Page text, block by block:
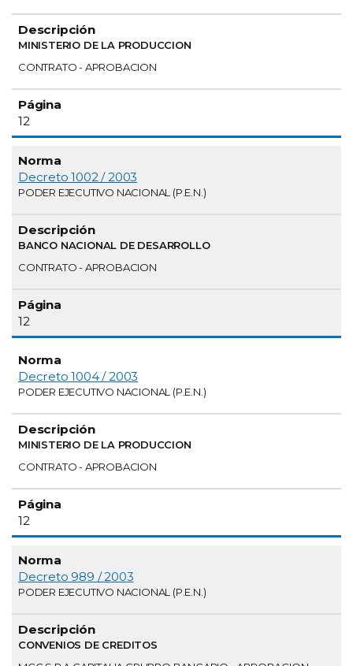
MINISTERIO DE LA PRODUCCION
CONTRATO - APROBACION
12
Decreto 1002 / 2003
PODER EJECUTIVO NACIONAL (P.E.N.)
BANCO NACIONAL DE DESARROLLO
CONTRATO - APROBACION
12
Decreto 1004 / 2003
PODER EJECUTIVO NACIONAL (P.E.N.)
MINISTERIO DE LA PRODUCCION
CONTRATO - APROBACION
12
Decreto 989 / 2003
PODER EJECUTIVO NACIONAL (P.E.N.)
CONVENIOS DE CREDITOS